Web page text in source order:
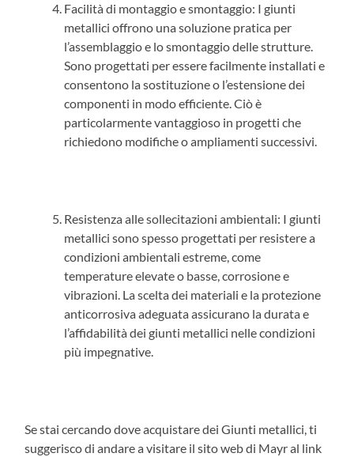
Facilità di montaggio e smontaggio: I giunti
metallici offrono una soluzione pratica per
l’assemblaggio e lo smontaggio delle strutture.
Sono progettati per essere facilmente installati e
consentono la sostituzione o l’estensione dei
componenti in modo efficiente. Ciò è
particolarmente vantaggioso in progetti che
richiedono modifiche o ampliamenti successivi.
Resistenza alle sollecitazioni ambientali: I giunti
metallici sono spesso progettati per resistere a
condizioni ambientali estreme, come
temperature elevate o basse, corrosione e
vibrazioni. La scelta dei materiali e la protezione
anticorrosiva adeguata assicurano la durata e
l’affidabilità dei giunti metallici nelle condizioni
più impegnative.
Se stai cercando dove acquistare dei Giunti metallici, ti
suggerisco di andare a visitare il sito web di Mayr al link